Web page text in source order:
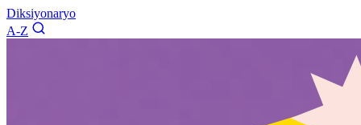
Diksiyonaryo
A-Z